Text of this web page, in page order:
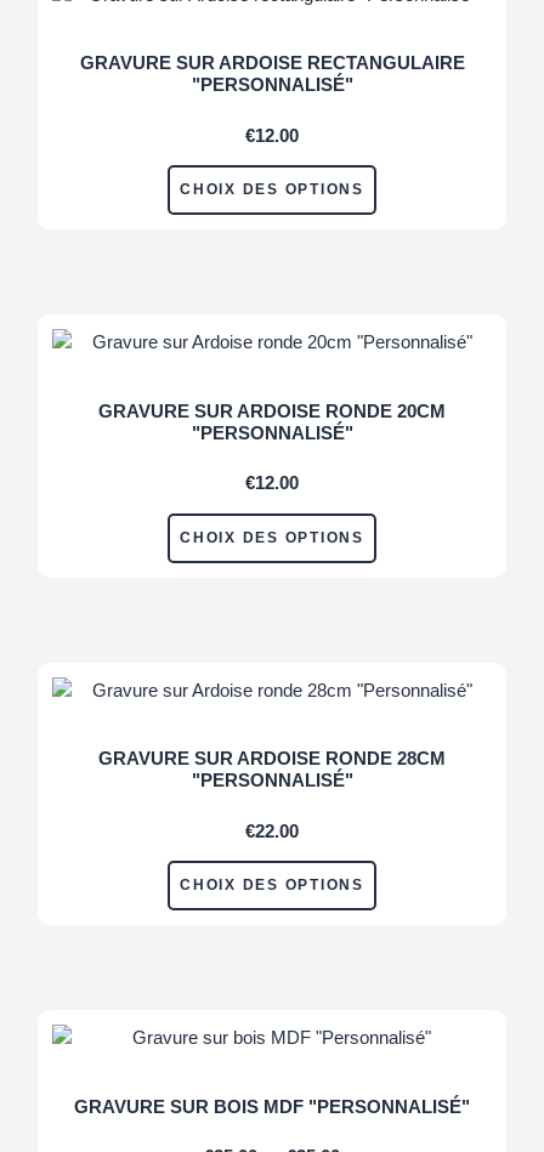
GRAVURE SUR ARDOISE RECTANGULAIRE
"PERSONNALISÉ"
€12.00
CHOIX DES OPTIONS
GRAVURE SUR ARDOISE RONDE 20CM
"PERSONNALISÉ"
€12.00
CHOIX DES OPTIONS
GRAVURE SUR ARDOISE RONDE 28CM
"PERSONNALISÉ"
€22.00
CHOIX DES OPTIONS
GRAVURE SUR BOIS MDF "PERSONNALISÉ"